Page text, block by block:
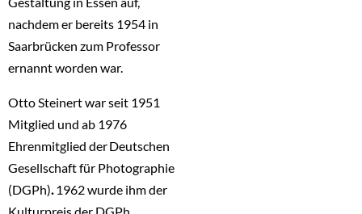
nachdem er bereits 1954 in
Saarbrücken zum Professor
ernannt worden war.
Otto Steinert war seit 1951
Mitglied und ab 1976
Ehrenmitglied der Deutschen
Gesellschaft für Photographie
(DGPh). 1962 wurde ihm der
Kulturpreis der DGPh